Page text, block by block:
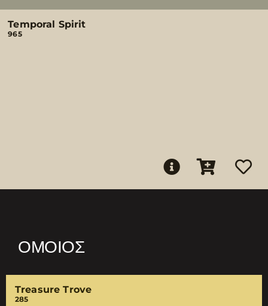
Temporal Spirit
965
ΌΜΟΙΟΣ
Treasure Trove
285